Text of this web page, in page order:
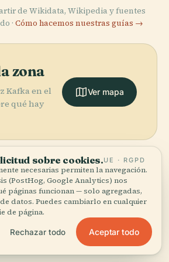
de Wikidata, Wikipedia y fuentes
· Cómo hacemos nuestras guías →
zona
Kafka en el
qué hay
Ver mapa
Praga.
— unos cuantos que merece
la
PLACE
Castillo de
Praga
PLACE
Teatro
Nacional de
sobre cookies.UE · RGPD
necesarias permiten la navegación.
(PostHog, Google Analytics) nos
páginas funcionan — solo agregadas,
datos. Puedes cambiarlo en cualquier
de página.
Rechazar todo Aceptar todo